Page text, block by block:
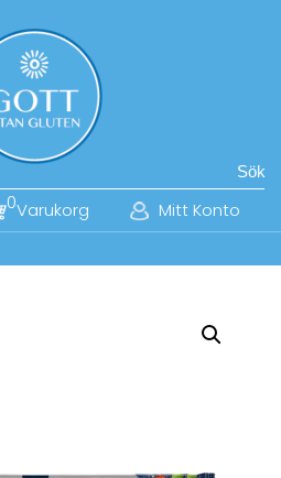
Sök
Varukorg
0 Mitt Konto